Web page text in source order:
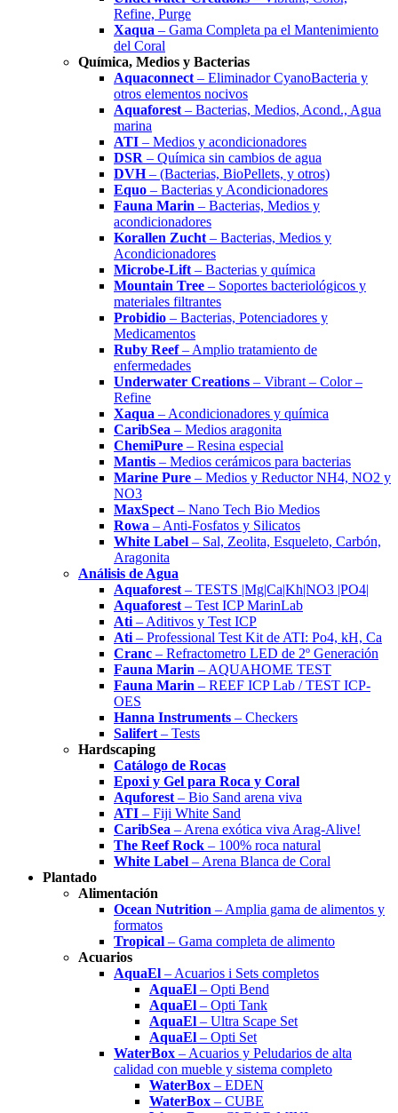
Refine, Purge
Xaqua – Gama Completa pa el Mantenimiento
del Coral
Química, Medios y Bacterias
Aquaconnect – Eliminador CyanoBacteria y
otros elementos nocivos
Aquaforest – Bacterias, Medios, Acond., Agua
marina
ATI – Medios y acondicionadores
DSR – Química sin cambios de agua
DVH– (Bacterias, BioPellets, y otros)
Equo – Bacterias y Acondicionadores
Fauna Marin – Bacterias, Medios y
acondicionadores
Korallen Zucht – Bacterias, Medios y
Acondicionadores
Microbe-Lift – Bacterias y química
Mountain Tree – Soportes bacteriológicos y
materiales filtrantes
Probidio – Bacterias, Potenciadores y
Medicamentos
Ruby Reef– Amplio tratamiento de
enfermedades
Underwater Creations – Vibrant – Color –
Refine
Xaqua – Acondicionadores y química
CaribSea – Medios aragonita
ChemiPure – Resina especial
Mantis – Medios cerámicos para bacterias
Marine Pure – Medios y Reductor NH4, NO2 y
NO3
MaxSpect – Nano Tech Bio Medios
Rowa – Anti-Fosfatos y Silicatos
White Label – Sal, Zeolita, Esqueleto, Carbón,
Aragonita
Análisis de Agua
Aquaforest – TESTS |Mg|Ca|Kh|NO3 |PO4|
Aquaforest – Test ICP MarinLab
Ati – Aditivos y Test ICP
Ati – Professional Test Kit de ATI: Po4, kH, Ca
Cranc – Refractometro LED de 2º Generación
Fauna Marin – AQUAHOME TEST
Fauna Marin – REEF ICP Lab / TEST ICP-
OES
Hanna Instruments – Checkers
Salifert – Tests
Hardscaping
Catálogo de Rocas
Epoxi y Gel para Roca y Coral
Aquforest – Bio Sand arena viva
ATI – Fiji White Sand
CaribSea – Arena exótica viva Arag-Alive!
The Reef Rock – 100% roca natural
White Label – Arena Blanca de Coral
Plantado
Alimentación
Ocean Nutrition – Amplia gama de alimentos y
formatos
Tropical – Gama completa de alimento
Acuarios
AquaEl – Acuarios i Sets completos
AquaEl – Opti Bend
AquaEl – Opti Tank
AquaEl – Ultra Scape Set
AquaEl – Opti Set
WaterBox – Acuarios y Peludarios de alta
calidad con mueble y sistema completo
WaterBox – EDEN
WaterBox – CUBE